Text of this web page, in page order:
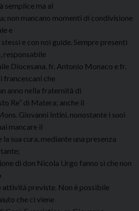
semplice ma al
non mancano momenti di condivisione
e
e con noi guide. Sempre presenti
responsabile
Diocesana, fr. Antonio Monaco e fr.
francescani che
anno nella fraternità di
Re” di Matera; anche il
Giovanni Intini, nonostante i suoi
mancare il
sua cura, mediante una presenza
di don Nicola Urgo fanno sì che non
previste. Non è possibile
che ci viene